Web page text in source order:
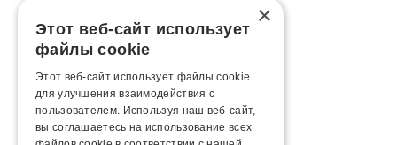
×
Этот веб-сайт использует
файлы cookie
Этот веб-сайт использует файлы cookie
для улучшения взаимодействия с
пользователем. Используя наш веб-сайт,
вы соглашаетесь на использование всех